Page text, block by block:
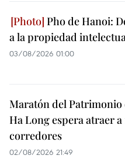
Pho de Hanoi:
a la propiedad
03/08/2026 01:00
Maratón del Patrimonio
Ha Long espera atraer a
corredores
02/08/2026 21:49